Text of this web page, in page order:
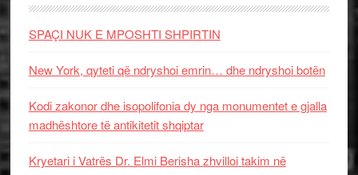
SPAÇI NUK E MPOSHTI SHPIRTIN
New York, qyteti që ndryshoi emrin… dhe ndryshoi botën
Kodi zakonor dhe isopolifonia dy nga monumentet e gjalla
madhështore të antikitetit shqiptar
Kryetari i Vatrës Dr. Elmi Berisha zhvilloi takim në